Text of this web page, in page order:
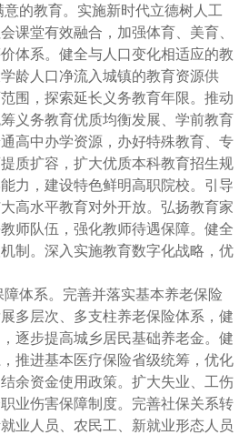
教育。实施新时代立德树人工
课堂有效融合，加强体育、美育、
体系。健全与人口变化相适应的教
龄人口净流入城镇的教育资源供
围，探索延长义务教育年限。推动
义务教育优质均衡发展、学前教育
高中办学资源，办好特殊教育、专
质扩容，扩大优质本科教育招生规
力，建设特色鲜明高职院校。引导
高水平教育对外开放。弘扬教育家
师队伍，强化教师待遇保障。健全
制。深入实施教育数字化战略，优
系。完善并落实基本养老保险
多层次、多支柱养老保险体系，健
逐步提高城乡居民基础养老金。健
推进基本医疗保险省级统筹，优化
余资金使用政策。扩大失业、工伤
业伤害保障制度。完善社保关系转
业人员、农民工、新就业形态人员